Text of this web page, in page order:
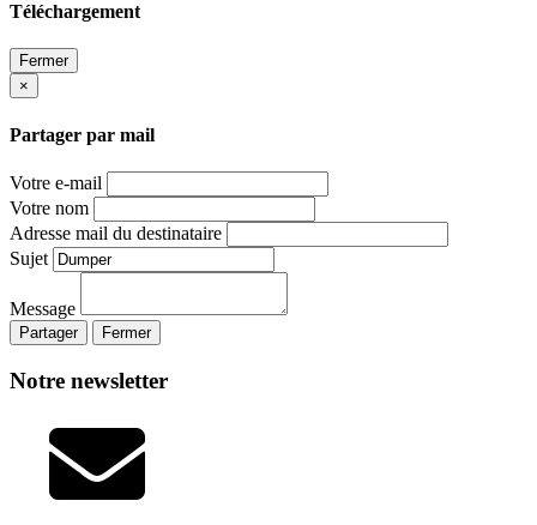
Téléchargement
Fermer
×
Partager par mail
Votre e-mail
Votre nom
Adresse mail du destinataire
Sujet
Message
Partager Fermer
Notre newsletter